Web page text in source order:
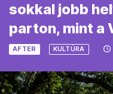
sokkal jobb
parton, mint a
AFTER KULTÚRA